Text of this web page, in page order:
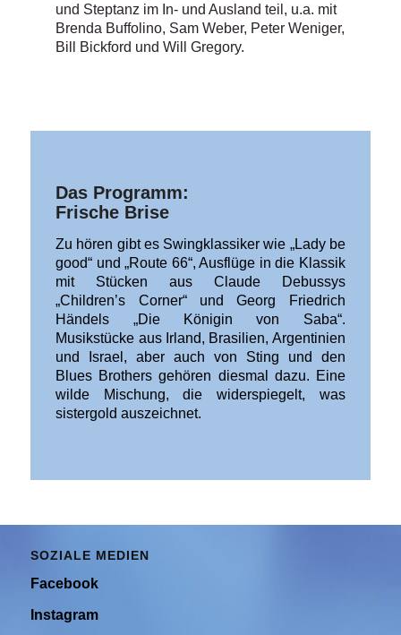
und Steptanz im In- und Ausland teil, u.a. mit
Brenda Buffolino, Sam Weber, Peter Weniger,
Bill Bickford und Will Gregory.
Das Programm:
Frische Brise
Zu hören gibt es Swingklassiker wie „Lady be
good“ und „Route 66“, Ausflüge in die Klassik
mit Stücken aus Claude Debussys
„Children’s Corner“ und Georg Friedrich
Händels „Die Königin von Saba“.
Musikstücke aus Irland, Brasilien, Argentinien
und Israel, aber auch von Sting und den
Blues Brothers gehören diesmal dazu. Eine
wilde Mischung, die widerspiegelt, was
sistergold auszeichnet.
SOZIALE MEDIEN
Facebook
Instagram